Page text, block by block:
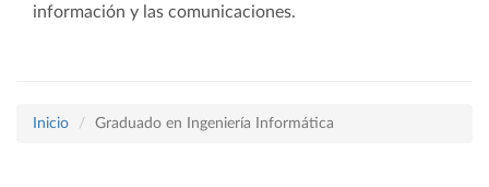
información y las comunicaciones.
Inicio Graduado en Ingeniería Informática